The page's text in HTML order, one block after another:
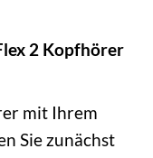
2 Kopfhörer
mit Ihrem
Sie zunächst